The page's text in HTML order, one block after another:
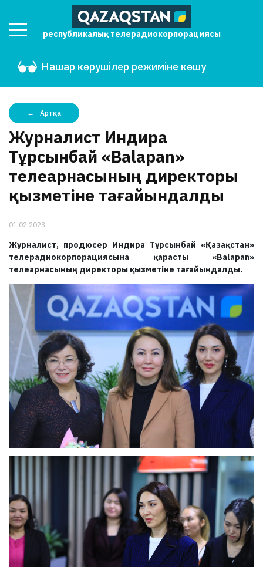
республикалық телерадиокорпорациясы
Нашар көрушілер режиміне көшу
Артқа
Журналист Индира
Тұрсынбай «Balapan»
телеарнасының директоры
қызметіне тағайындалды
01.02.2023
Журналист, продюсер Индира Тұрсынбай «Қазақстан»
телерадиокорпорациясына қарасты «Balapan»
телеарнасының директоры қызметіне тағайындалды.